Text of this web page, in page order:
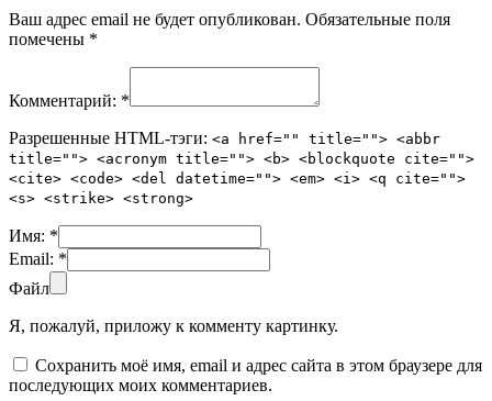
Ваш адрес email не будет опубликован. Обязательные поля
помечены *
Комментарий: *
Разрешенные HTML-тэги: <a href="" title=""> <abbr
title=""> <acronym title=""> <b> <blockquote cite="">
<cite> <code> <del datetime=""> <em> <i> <q cite="">
<s> <strike> <strong>
Имя: *
Email: *
Файл
Я, пожалуй, приложу к комменту картинку.
Сохранить моё имя, email и адрес сайта в этом браузере для
последующих моих комментариев.